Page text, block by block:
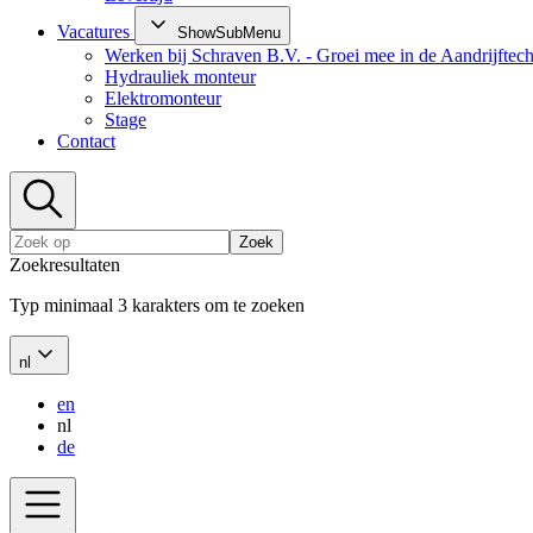
Vacatures
ShowSubMenu
Werken bij Schraven B.V. - Groei mee in de
Hydrauliek monteur
Elektromonteur
Stage
Contact
Zoek
Zoekresultaten
Typ minimaal 3 karakters om te zoeken
nl
en
nl
de